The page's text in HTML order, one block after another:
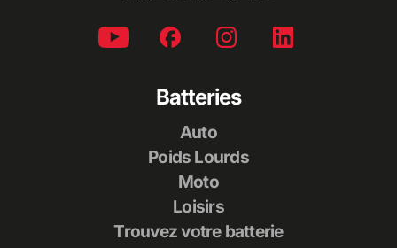
Batteries
Auto
Poids Lourds
Moto
Loisirs
Trouvez votre batterie